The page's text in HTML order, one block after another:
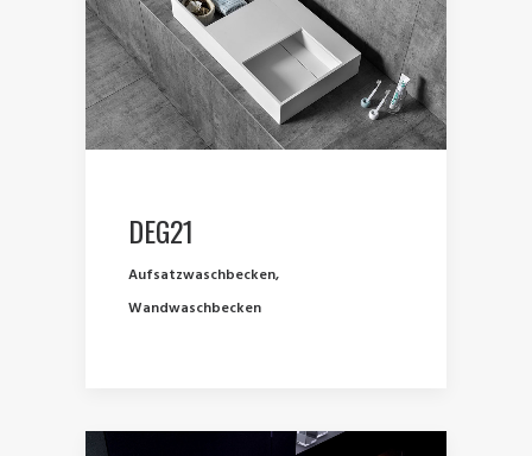
DEG21
Aufsatzwaschbecken,
Wandwaschbecken